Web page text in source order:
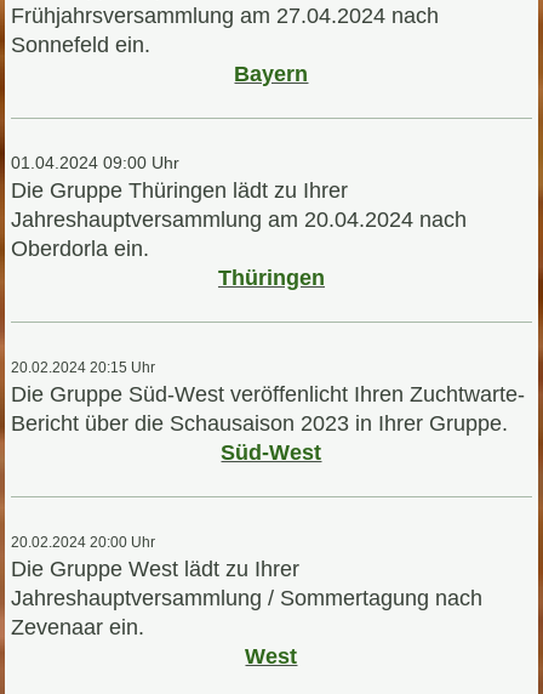
Frühjahrsversammlung am 27.04.2024 nach
Sonnefeld ein.
Bayern
01.04.2024 09:00 Uhr
Die Gruppe Thüringen lädt zu Ihrer
Jahreshauptversammlung am 20.04.2024 nach
Oberdorla ein.
Thüringen
20.02.2024 20:15 Uhr
Die Gruppe Süd-West veröffenlicht Ihren Zuchtwarte-
Bericht über die Schausaison 2023 in Ihrer Gruppe.
Süd-West
20.02.2024 20:00 Uhr
Die Gruppe West lädt zu Ihrer
Jahreshauptversammlung / Sommertagung nach
Zevenaar ein.
West